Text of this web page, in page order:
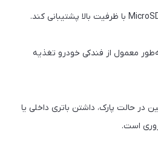
معمول از فندکی خودرو تغذیه
در حالت پارک، داشتن باتری داخلی یا
است.